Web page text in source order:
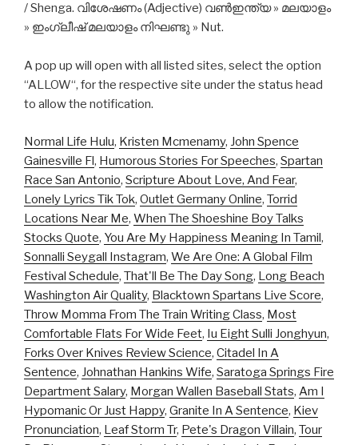
/ Shenga. വിശേഷണം (Adjective) വണ്‍ഇന്ത്യ » മലയാളം
» ഇംഗ്ലീഷ് മലയാളം നിഘണ്ടു » Nut.
A pop up will open with all listed sites, select the option
“ALLOW“, for the respective site under the status head
to allow the notification.
Normal Life Hulu, Kristen Mcmenamy, John Spence
Gainesville Fl, Humorous Stories For Speeches, Spartan
Race San Antonio, Scripture About Love, And Fear,
Lonely Lyrics Tik Tok, Outlet Germany Online, Torrid
Locations Near Me, When The Shoeshine Boy Talks
Stocks Quote, You Are My Happiness Meaning In Tamil,
Sonnalli Seygall Instagram, We Are One: A Global Film
Festival Schedule, That'll Be The Day Song, Long Beach
Washington Air Quality, Blacktown Spartans Live Score,
Throw Momma From The Train Writing Class, Most
Comfortable Flats For Wide Feet, Iu Eight Sulli Jonghyun,
Forks Over Knives Review Science, Citadel In A
Sentence, Johnathan Hankins Wife, Saratoga Springs Fire
Department Salary, Morgan Wallen Baseball Stats, Am I
Hypomanic Or Just Happy, Granite In A Sentence, Kiev
Pronunciation, Leaf Storm Tr, Pete's Dragon Villain, Tour